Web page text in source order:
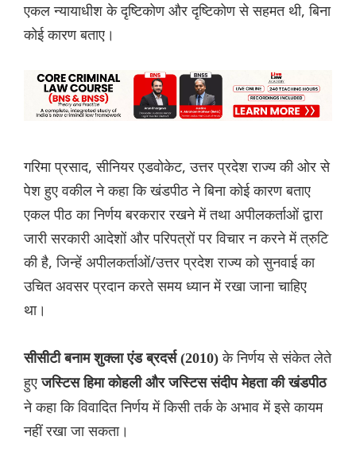
एकल न्यायाधीश के दृष्टिकोण और दृष्टिकोण से सहमत थी, बिना
कोई कारण बताए।
गरिमा प्रसाद, सीनियर एडवोकेट, उत्तर प्रदेश राज्य की ओर से
पेश हुए वकील ने कहा कि खंडपीठ ने बिना कोई कारण बताए
एकल पीठ का निर्णय बरकरार रखने में तथा अपीलकर्ताओं द्वारा
जारी सरकारी आदेशों और परिपत्रों पर विचार न करने में त्रुटि
की है, जिन्हें अपीलकर्ताओं/उत्तर प्रदेश राज्य को सुनवाई का
उचित अवसर प्रदान करते समय ध्यान में रखा जाना चाहिए
था।
सीसीटी बनाम शुक्ला एंड ब्रदर्स (2010) के निर्णय से संकेत लेते
हुएजस्टिस हिमा कोहली और जस्टिस संदीप मेहता की खंडपीठ
ने कहा कि विवादित निर्णय में किसी तर्क के अभाव में इसे कायम
नहीं रखा जा सकता।